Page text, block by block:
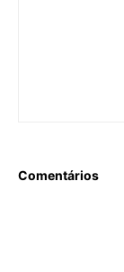
Comentários